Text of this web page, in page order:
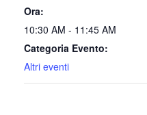
Ora:
10:30 AM - 11:45 AM
Categoria Evento:
Altri eventi